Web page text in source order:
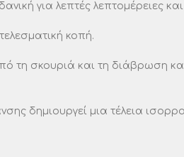
για λεπτές λεπτομέρειες
κοπή.
τη σκουριά και τη διάβρωση
δημιουργεί μια τέλεια